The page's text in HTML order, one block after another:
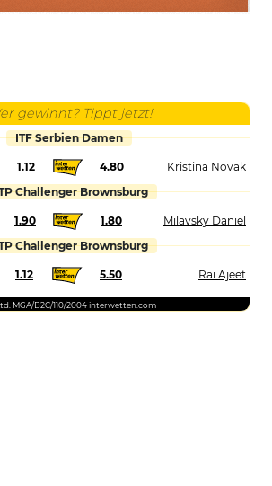
gewinnt? Tippt jetzt!
ITF Serbien Damen
1.12 4.80
Kristina Novak
Challenger Brownsburg
1.90 1.80
Milavsky Daniel
Challenger Brownsburg
1.12 5.50 Rai Ajeet
MGA/B2C/110/2004 interwetten.com